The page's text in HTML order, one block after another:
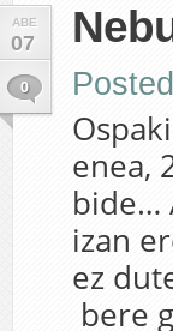
ABE
07
0
enea,
bide…
izan
ez
bere